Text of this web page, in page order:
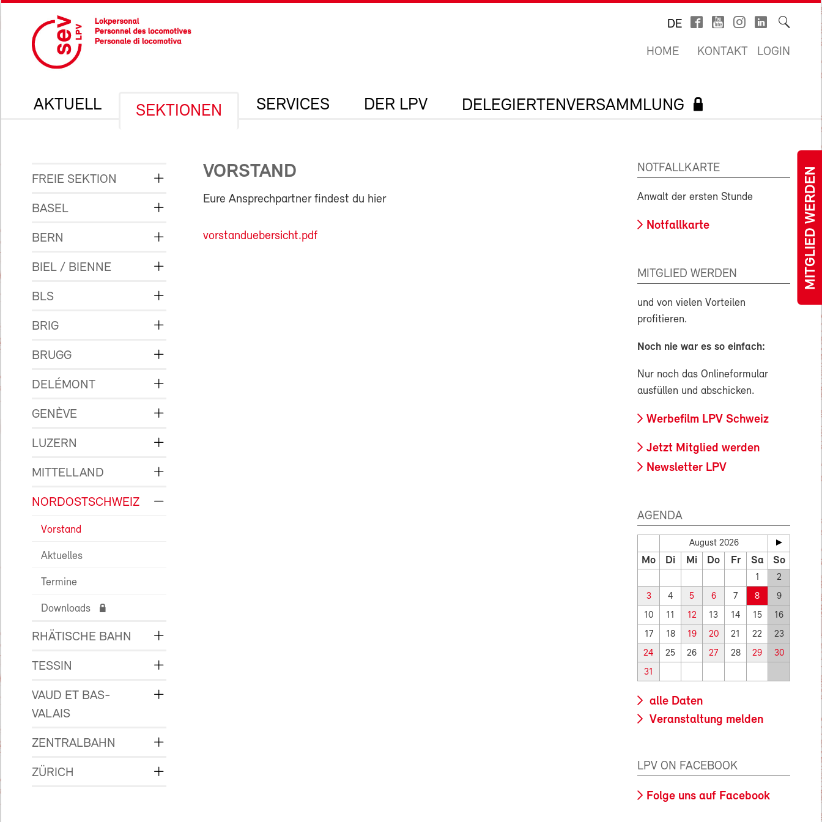
MITGLIED WERDEN
DE
HOME KONTAKT LOGIN
AKTUELL SEKTIONEN SERVICES DER LPV DELEGIERTENVERSAMMLUNG
FREIE SEKTION
BASEL
BERN
BIEL / BIENNE
BLS
BRIG
BRUGG
DELÉMONT
GENÈVE
LUZERN
MITTELLAND
NORDOSTSCHWEIZ
Vorstand
Aktuelles
Termine
Downloads
RHÄTISCHE BAHN
TESSIN
VAUD ET BAS-
VALAIS
ZENTRALBAHN
ZÜRICH
VORSTAND
Eure Ansprechpartner findest du hier
vorstanduebersicht.pdf
NOTFALLKARTE
Anwalt der ersten Stunde
Notfallkarte
MITGLIED WERDEN
und von vielen Vorteilen
profitieren.
Noch nie war es so einfach:
Nur noch das Onlineformular
ausfüllen und abschicken.
Werbefilm LPV Schweiz
Jetzt Mitglied werden
Newsletter LPV
AGENDA
August 2026
Mo Di Mi Do Fr Sa So
1 2
3 4 5 6 7 8 9
10 11 12 13 14 15 16
17 18 19 20 21 22 23
24 25 26 27 28 29 30
31
alle Daten
Veranstaltung melden
LPV ON FACEBOOK
Folge uns auf Facebook